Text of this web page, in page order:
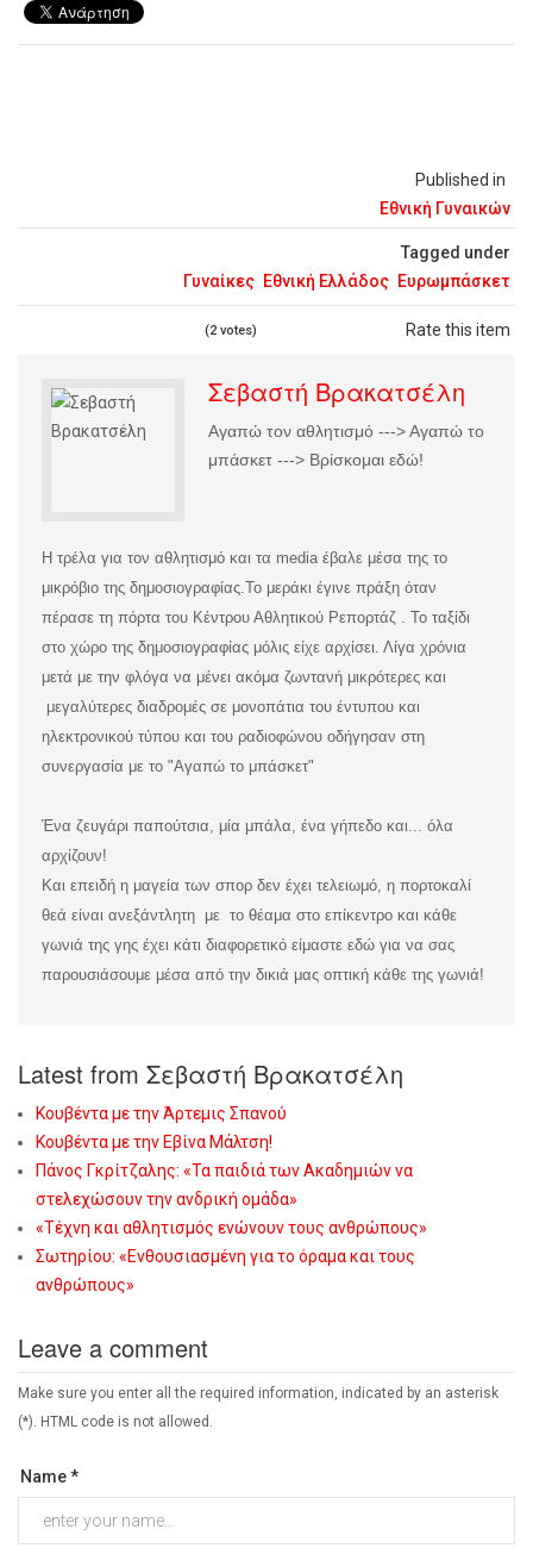
Published in
Εθνική Γυναικών
Tagged under
Γυναίκες Εθνική Ελλάδος Ευρωμπάσκετ
Rate this item
(2 votes)
Σεβαστή Βρακατσέλη
Αγαπώ τον αθλητισμό ---> Αγαπώ το
μπάσκετ ---> Βρίσκομαι εδώ!
Η τρέλα για τον αθλητισμό και τα media έβαλε μέσα της το
μικρόβιο της δημοσιογραφίας. Το μεράκι έγινε πράξη όταν
πέρασε τη πόρτα του Κέντρου Αθλητικού Ρεπορτάζ . Το ταξίδι
στο χώρο της δημοσιογραφίας μόλις είχε αρχίσει. Λίγα χρόνια
μετά με την φλόγα να μένει ακόμα ζωντανή μικρότερες και
μεγαλύτερες διαδρομές σε μονοπάτια του έντυπου και
ηλεκτρονικού τύπου και του ραδιοφώνου οδήγησαν στη
συνεργασία με το "Αγαπώ το μπάσκετ"
Ένα ζευγάρι παπούτσια, μία μπάλα, ένα γήπεδο και... όλα
αρχίζουν!
Και επειδή η μαγεία των σπορ δεν έχει τελειωμό, η πορτοκαλί
θεά είναι ανεξάντλητη με το θέαμα στο επίκεντρο και κάθε
γωνιά της γης έχει κάτι διαφορετικό είμαστε εδώ για να σας
παρουσιάσουμε μέσα από την δικιά μας οπτική κάθε της γωνιά!
Latest from Σεβαστή Βρακατσέλη
Κουβέντα με την Άρτεμις Σπανού
Κουβέντα με την Εβίνα Μάλτση!
Πάνος Γκρίτζαλης: «Τα παιδιά των Ακαδημιών να
στελεχώσουν την ανδρική ομάδα»
«Τέχνη και αθλητισμός ενώνουν τους ανθρώπους»
Σωτηρίου: «Eνθουσιασμένη για το όραμα και τους
ανθρώπους»
Leave a comment
Make sure you enter all the required information, indicated by an asterisk
(*). HTML code is not allowed.
Name *